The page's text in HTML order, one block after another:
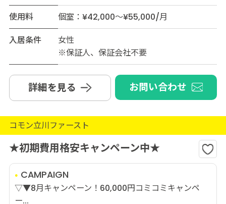
使用料
個室：¥42,000～¥55,000/月
入居条件
女性
※保証人、保証会社不要
詳細を見る お問い合わせ
コモン立川ファースト
★初期費用格安キャンペーン中★
CAMPAIGN
▽▼8月キャンペーン！60,000円コミコミキャンペ
ー...